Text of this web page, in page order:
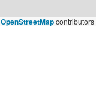
OpenStreetMapcontributors